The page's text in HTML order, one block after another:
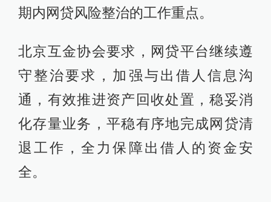
期内网贷风险整治的工作重点。
北京互金协会要求，网贷平台继续遵
守整治要求，加强与出借人信息沟
通，有效推进资产回收处置，稳妥消
化存量业务，平稳有序地完成网贷清
退工作，全力保障出借人的资金安
全。